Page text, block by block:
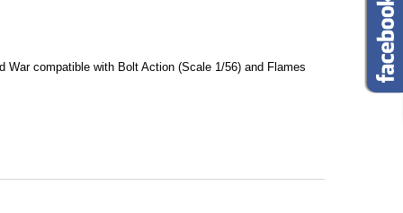
compatible with Bolt Action (Scale 1/56) and Flames